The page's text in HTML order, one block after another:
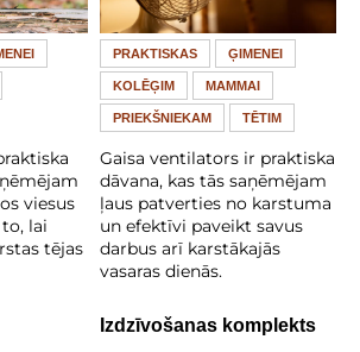
viesus
lai
tējas
PRAKTISKAS ĢIMENEI
KOLĒĢIM MAMMAI
PRIEKŠNIEKAM TĒTIM
Gaisa ventilators ir praktiska
dāvana, kas tās saņēmējam
ļaus patverties no karstuma
un efektīvi paveikt savus
darbus arī karstākajās
vasaras dienās.
Izdzīvošanas komplekts